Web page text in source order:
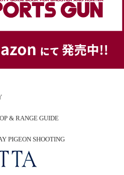
& RANGE GUIDE
PIGEON SHOOTING